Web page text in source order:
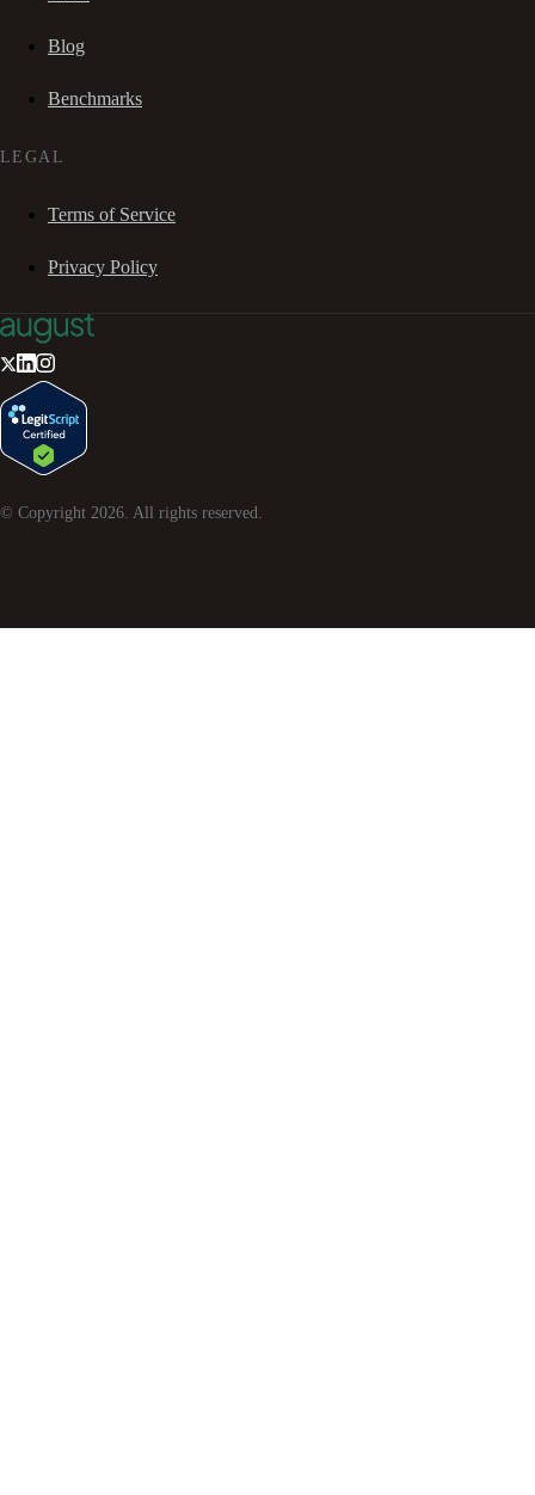
Blog
Benchmarks
LEGAL
Terms of Service
Privacy Policy
© Copyright 2026 . All rights reserved.